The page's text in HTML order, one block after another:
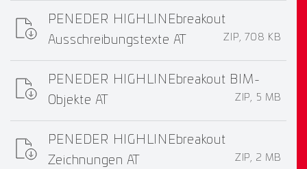
PENEDER HIGHLINEbreakout
Ausschreibungstexte AT
ZIP, 708 KB
PENEDER HIGHLINEbreakout BIM-
Objekte AT
ZIP, 5 MB
PENEDER HIGHLINEbreakout
Zeichnungen AT
ZIP, 2 MB